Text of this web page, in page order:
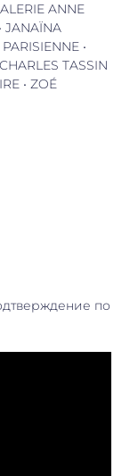
ANNE
JANAÏNA
•
TASSIN
• ZOÉ
по